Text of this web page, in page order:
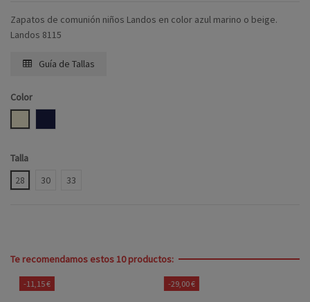
Zapatos de comunión niños Landos en color azul marino o beige.
Landos 8115
Guía de Tallas
Color
Talla
28
30 33
Te recomendamos estos 10 productos:
-11,15 € -29,00 €